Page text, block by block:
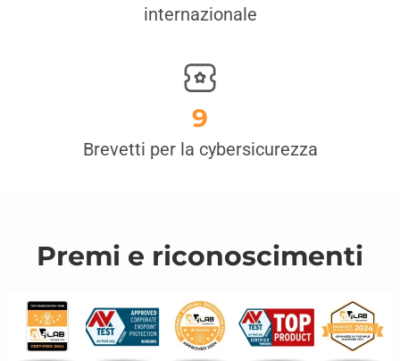
internazionale
9
Brevetti per la cybersicurezza
Premi e riconoscimenti